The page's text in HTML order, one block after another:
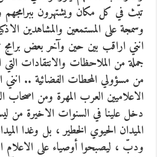
تبّث في كل مكان ويشتهرون ببرامجهم
وسمجة على المستمعين والمشاهدين
انني اراقب بين حين وآخر بعض برامج
جملة من الملاحظات والانتقادات التي
من مسؤولي المحطات الفضائية ..
الاعلاميين العرب المهرة ومن
دخل علينا في السنوات الاخيرة من
الميدان الحيوي الخطير ، بل وغدا
ودبّ ، ليصبحوا أوصياء على الاعلام